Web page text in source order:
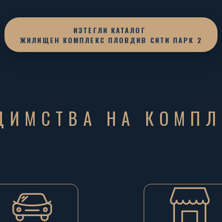
ИЗТЕГЛИ КАТАЛОГ
ЖИЛИЩЕН КОМПЛЕКС ПЛОВДИВ СИТИ ПАРК 2
НА